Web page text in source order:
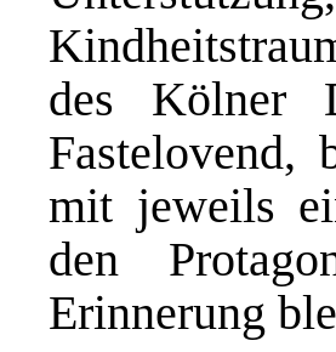
des Kölner
Fastelovend,
mit jeweils
den
Erinnerung